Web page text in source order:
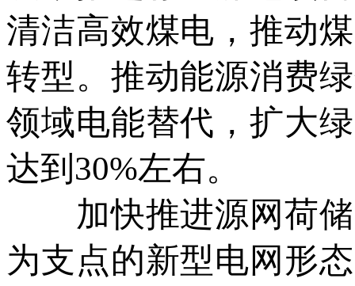
清洁高效煤电，推动
转型。推动能源消费
领域电能替代，扩大
达到30%左右。
加快推进源网荷储
为支点的新型电网形